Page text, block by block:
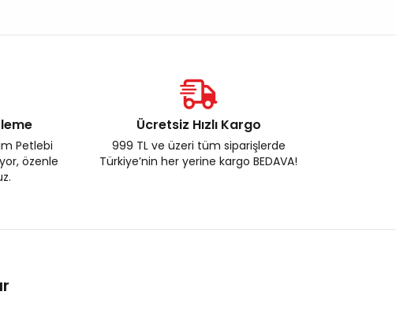
Petlebi
özenle
Ücretsiz Hızlı Kargo
999 TL ve üzeri tüm siparişlerde
Türkiye’nin her yerine kargo BEDAVA!